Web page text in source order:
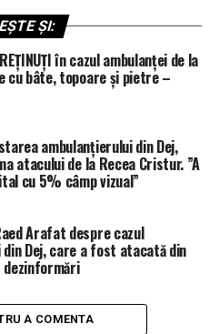
ȘI:
în cazul ambulanței de la
cu bâte, topoare și pietre –
ambulanțierului din Dej,
atacului de la Recea Cristur. ”A
cu 5% câmp vizual”
Arafat despre cazul
din Dej, care a fost atacată din
dezinformări
A COMENTA